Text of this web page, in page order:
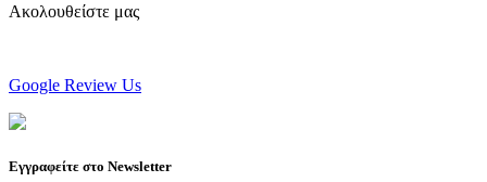
Ακολουθείστε μας
Google Review Us
Εγγραφείτε στο Newsletter